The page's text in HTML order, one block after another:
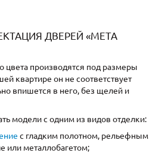
ДВЕРЕЙ «МЕТА
цвета производятся под размеры
квартире он не соответствует
впишется в него, без щелей и
модели с одним из видов отделки:
с гладким полотном, рельефным
или металлобагетом;